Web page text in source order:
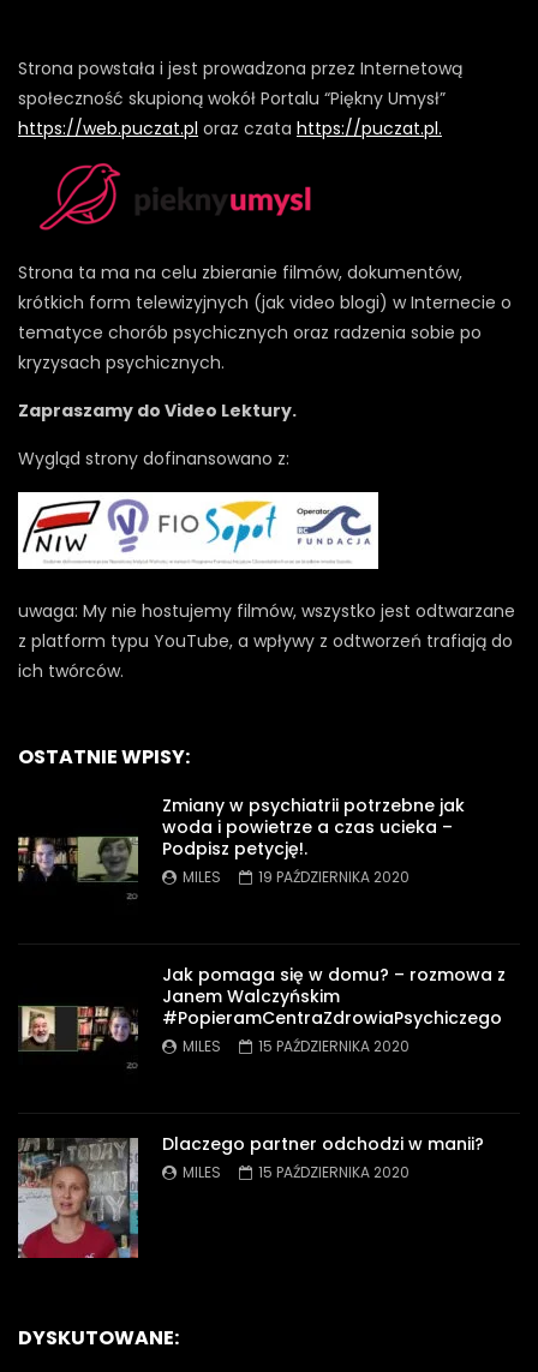
Strona powstała i jest prowadzona przez Internetową
społeczność skupioną wokół Portalu “Piękny Umysł”
https://web.puczat.pl oraz czata https://puczat.pl.
Strona ta ma na celu zbieranie filmów, dokumentów,
krótkich form telewizyjnych (jak video blogi) w Internecie o
tematyce chorób psychicznych oraz radzenia sobie po
kryzysach psychicznych.
Zapraszamy do Video Lektury.
Wygląd strony dofinansowano z:
uwaga: My nie hostujemy filmów, wszystko jest odtwarzane
z platform typu YouTube, a wpływy z odtworzeń trafiają do
ich twórców.
OSTATNIE WPISY:
Zmiany w psychiatrii potrzebne jak
woda i powietrze a czas ucieka –
Podpisz petycję!.
MILES 19 PAŹDZIERNIKA 2020
Jak pomaga się w domu? – rozmowa z
Janem Walczyńskim
#PopieramCentraZdrowiaPsychiczego
MILES 15 PAŹDZIERNIKA 2020
Dlaczego partner odchodzi w manii?
MILES 15 PAŹDZIERNIKA 2020
DYSKUTOWANE: